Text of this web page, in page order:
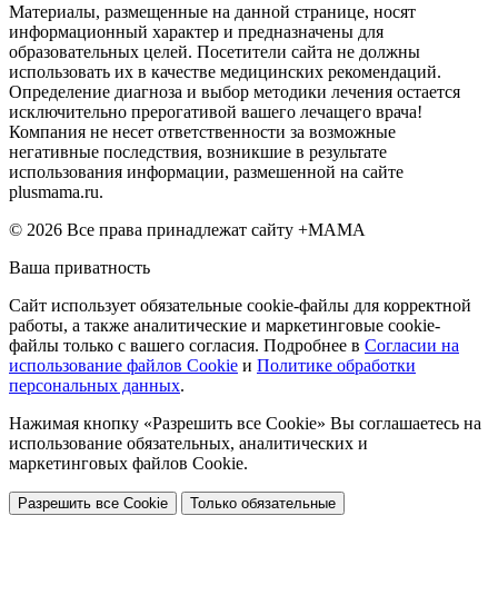
Материалы, размещенные на данной странице, носят
информационный характер и предназначены для
образовательных целей. Посетители сайта не должны
использовать их в качестве медицинских рекомендаций.
Определение диагноза и выбор методики лечения остается
исключительно прерогативой вашего лечащего врача!
Компания не несет ответственности за возможные
негативные последствия, возникшие в результате
использования информации, размешенной на сайте
plusmama.ru.
© 2026 Все права принадлежат сайту +МАМА
Ваша приватность
Сайт использует обязательные cookie-файлы для корректной
работы, а также аналитические и маркетинговые cookie-
файлы только с вашего согласия. Подробнее в Согласии на
использование файлов Cookie и Политике обработки
персональных данных.
Нажимая кнопку «Разрешить все Cookie» Вы соглашаетесь на
использование обязательных, аналитических и
маркетинговых файлов Cookie.
Разрешить все Cookie Только обязательные